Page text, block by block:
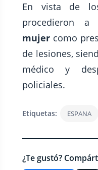
En vista de
procedieron
mujer como
de lesiones,
médico y
policiales.
Etiquetas: ESPANA
¿Te gustó?